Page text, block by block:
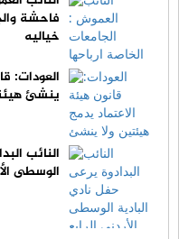
فاحشة
خياليه
العودات:
ينشئ
النائب
الوسطى